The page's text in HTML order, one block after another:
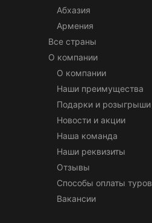
Абхазия
Армения
Все страны
О компании
О компании
Наши преимущества
Подарки и розыгрыши
Новости и акции
Наша команда
Наши реквизиты
Отзывы
Способы оплаты туров
Вакансии